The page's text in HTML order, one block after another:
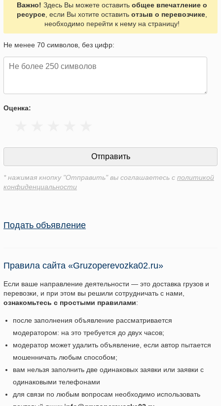
Важно! Здесь Вы можете оставить общее впечатление о
ресурсе, если Вы хотите оставить отзыв о перевозчике,
необходимо перейти к нему на страницу!
Не менее 70 символов, без цифр:
Оценка:
* нажимая кнопку "Отправить" вы соглашаетесь с политикой
конфиденциальности
Подать объявление
Правила сайта «Gruzoperevozka02.ru»
Если ваше направление деятельности — это доставка грузов и
перевозки, и при этом вы решили сотрудничать с нами,
ознакомьтесь с простыми правилами:
после заполнения объявление рассматривается
модератором: на это требуется до двух часов;
модератор может удалить объявление, если автор пытается
мошенничать любым способом;
вам нельзя заполнить две одинаковых заявки или заявки с
одинаковыми телефонами
для связи по любым вопросам необходимо использовать